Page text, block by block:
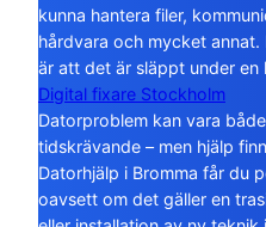
kunna hantera filer,
hårdvara och mycket
är att det är släppt under
Digital fixare Stockholm
Datorproblem kan vara
tidskrävande – men hjälp
Datorhjälp i Bromma får du
oavsett om det gäller en